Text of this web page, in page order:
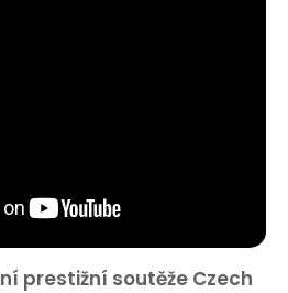
prestižní soutěže Czech